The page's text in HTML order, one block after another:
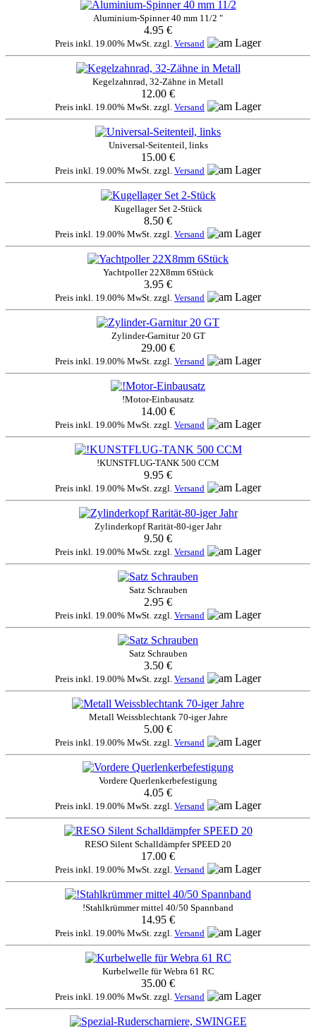
Aluminium-Spinner 40 mm 11/2 "
4.95 €
Preis inkl. 19.00% MwSt. zzgl. Versand
Kegelzahnrad, 32-Zähne in Metall
12.00 €
Preis inkl. 19.00% MwSt. zzgl. Versand
Universal-Seitenteil, links
15.00 €
Preis inkl. 19.00% MwSt. zzgl. Versand
Kugellager Set 2-Stück
8.50 €
Preis inkl. 19.00% MwSt. zzgl. Versand
Yachtpoller 22X8mm 6Stück
3.95 €
Preis inkl. 19.00% MwSt. zzgl. Versand
Zylinder-Garnitur 20 GT
29.00 €
Preis inkl. 19.00% MwSt. zzgl. Versand
!Motor-Einbausatz
14.00 €
Preis inkl. 19.00% MwSt. zzgl. Versand
!KUNSTFLUG-TANK 500 CCM
9.95 €
Preis inkl. 19.00% MwSt. zzgl. Versand
Zylinderkopf Rarität-80-iger Jahr
9.50 €
Preis inkl. 19.00% MwSt. zzgl. Versand
Satz Schrauben
2.95 €
Preis inkl. 19.00% MwSt. zzgl. Versand
Satz Schrauben
3.50 €
Preis inkl. 19.00% MwSt. zzgl. Versand
Metall Weissblechtank 70-iger Jahre
5.00 €
Preis inkl. 19.00% MwSt. zzgl. Versand
Vordere Querlenkerbefestigung
4.05 €
Preis inkl. 19.00% MwSt. zzgl. Versand
RESO Silent Schalldämpfer SPEED 20
17.00 €
Preis inkl. 19.00% MwSt. zzgl. Versand
!Stahlkrümmer mittel 40/50 Spannband
14.95 €
Preis inkl. 19.00% MwSt. zzgl. Versand
Kurbelwelle für Webra 61 RC
35.00 €
Preis inkl. 19.00% MwSt. zzgl. Versand